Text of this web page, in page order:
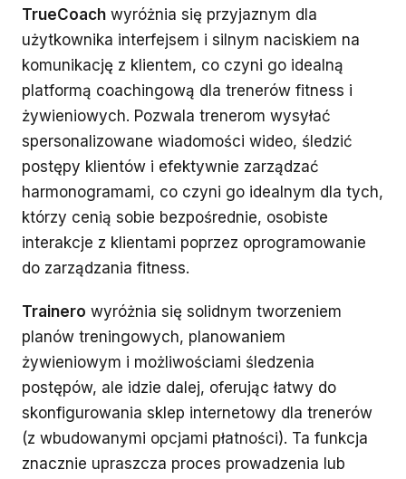
TrueCoach wyróżnia się przyjaznym dla
użytkownika interfejsem i silnym naciskiem na
komunikację z klientem, co czyni go idealną
platformą coachingową dla trenerów fitness i
żywieniowych. Pozwala trenerom wysyłać
spersonalizowane wiadomości wideo, śledzić
postępy klientów i efektywnie zarządzać
harmonogramami, co czyni go idealnym dla tych,
którzy cenią sobie bezpośrednie, osobiste
interakcje z klientami poprzez oprogramowanie
do zarządzania fitness.
Trainero wyróżnia się solidnym tworzeniem
planów treningowych, planowaniem
żywieniowym i możliwościami śledzenia
postępów, ale idzie dalej, oferując łatwy do
skonfigurowania sklep internetowy dla trenerów
(z wbudowanymi opcjami płatności). Ta funkcja
znacznie upraszcza proces prowadzenia lub